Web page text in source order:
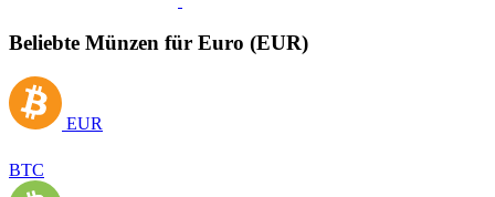
Beliebte Münzen für Euro (EUR)
EUR
BTC